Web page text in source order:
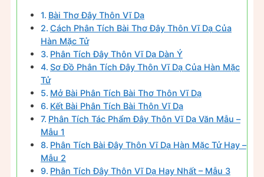
Bài Thơ Đây Thôn Vĩ Dạ
Cách Phân Tích Bài Thơ Đây Thôn Vĩ Dạ Của
Hàn Mặc Tử
Phân Tích Đây Thôn Vĩ Dạ Dàn Ý
Sơ Đồ Phân Tích Đây Thôn Vĩ Dạ Của Hàn Mặc
Tử
Mở Bài Phân Tích Bài Thơ Thôn Vĩ Dạ
Kết Bài Phân Tích Bài Thôn Vĩ Dạ
Phân Tích Tác Phẩm Đây Thôn Vĩ Dạ Văn Mẫu –
Mẫu 1
Phân Tích Bài Đây Thôn Vĩ Dạ Hàn Mặc Tử Hay –
Mẫu 2
Phân Tích Đây Thôn Vĩ Dạ Hay Nhất – Mẫu 3